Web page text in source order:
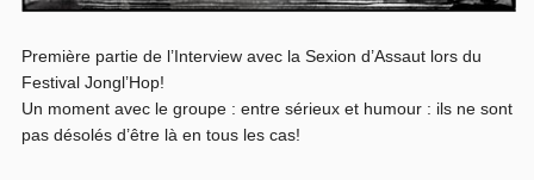
Première partie de l’Interview avec la Sexion d’Assaut lors du
Festival Jongl’Hop!
Un moment avec le groupe : entre sérieux et humour : ils ne sont
pas désolés d’être là en tous les cas!